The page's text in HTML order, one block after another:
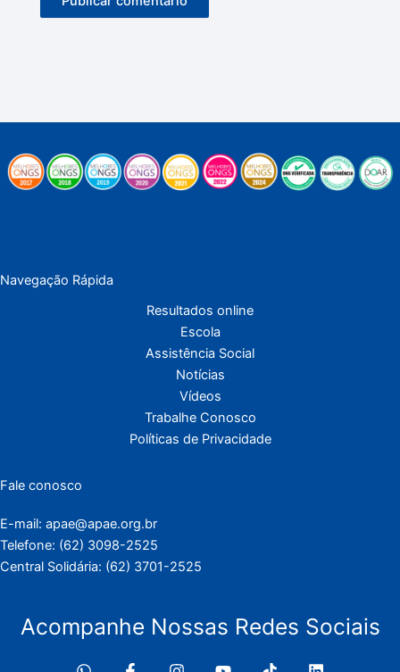
Navegação Rápida
Resultados online
Escola
Assistência Social
Notícias
Vídeos
Trabalhe Conosco
Políticas de Privacidade
Fale conosco
E-mail: apae@apae.org.br
Telefone: (62) 3098-2525
Central Solidária: (62) 3701-2525
Acompanhe Nossas Redes Sociais